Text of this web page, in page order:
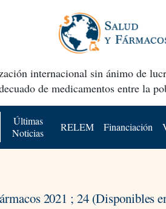
internacional sin ánimo de
de medicamentos entre la
Últimas
Noticias
RELEM Financiación
2021 ; 24 (Disponibles